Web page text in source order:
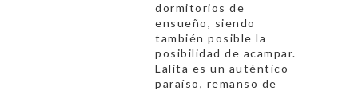
dormitorios de
ensueño, siendo
también posible la
posibilidad de acampar.
Lalita es un auténtico
paraíso, remanso de